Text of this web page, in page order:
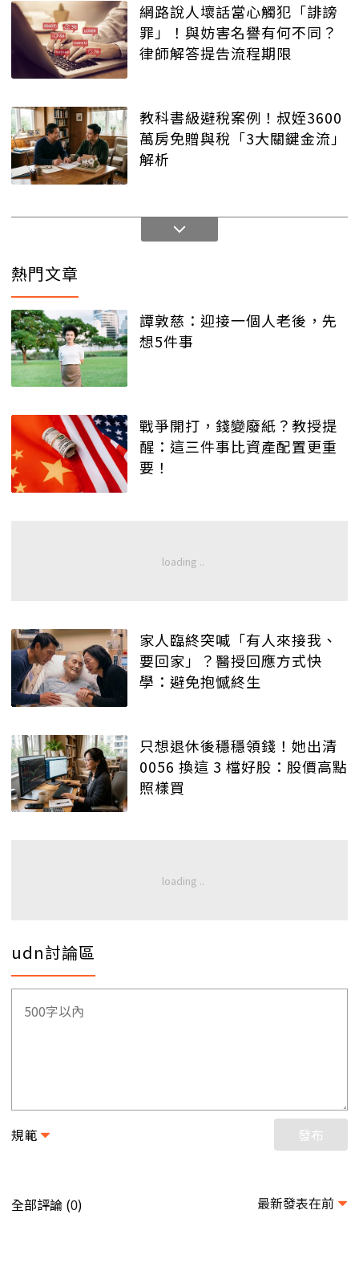
網路說人壞話當心觸犯「誹謗
罪」！與妨害名譽有何不同？
律師解答提告流程期限
教科書級避稅案例！叔姪3600
萬房免贈與稅「3大關鍵金流」
解析
熱門文章
譚敦慈：迎接一個人老後，先
想5件事
戰爭開打，錢變廢紙？教授提
醒：這三件事比資產配置更重
要！
家人臨終突喊「有人來接我、
要回家」？醫授回應方式快
學：避免抱憾終生
只想退休後穩穩領錢！她出清
0056 換這 3 檔好股：股價高點
照樣買
udn討論區
規範 發布
全部評論 (0) 最新發表在前